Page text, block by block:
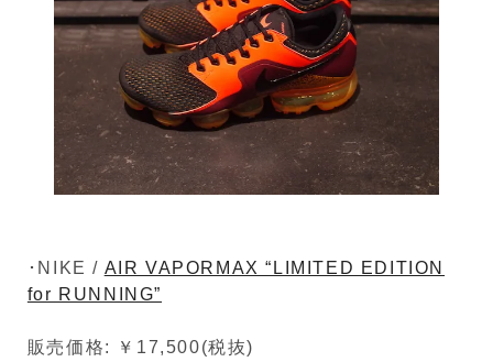
･NIKE / AIR VAPORMAX “LIMITED EDITION
for RUNNING”
販売価格: ￥17,500(税抜)